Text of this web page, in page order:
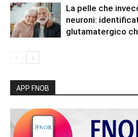
La pelle che
neuroni:
glutamatergico
APP FNOB